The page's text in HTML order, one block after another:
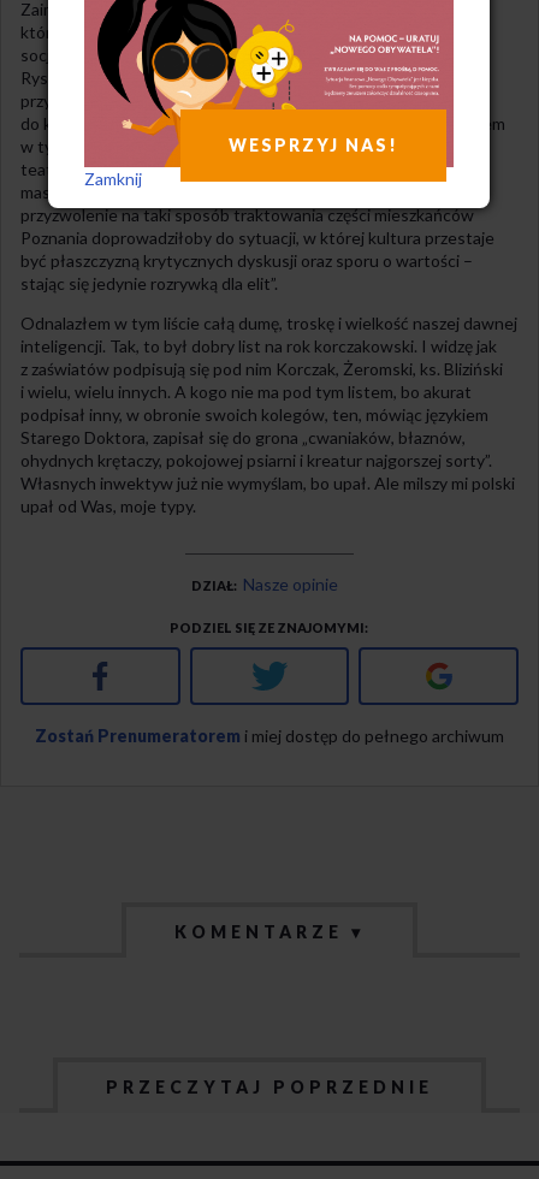
Zaimponowali mi ostatnio poznańscy naukowcy i artyści,
którzy w proteście przeciwko budowie osiedla kontenerów
socjalnych napisali w liście do prezydenta stolicy Wielkopolski,
Ryszarda Grobelnego: „Nie chcemy i nie możemy się biernie
przyglądać sytuacji, w której Poznań buduje getto biedy,
do którego zsyłani mają być najsłabsi mieszkańcy miasta. Bowiem
w tym kontekście funkcjonowanie miejskich instytucji kultury,
teatrów oraz galerii, staje się farsą, legitymizując i – co gorsze –
maskując nieludzką politykę mieszkaniową władz miasta. Nasze
przyzwolenie na taki sposób traktowania części mieszkańców
Poznania doprowadziłoby do sytuacji, w której kultura przestaje
być płaszczyzną krytycznych dyskusji oraz sporu o wartości –
stając się jedynie rozrywką dla elit”.
Odnalazłem w tym liście całą dumę, troskę i wielkość naszej dawnej
inteligencji. Tak, to był dobry list na rok korczakowski. I widzę jak
z zaświatów podpisują się pod nim Korczak, Żeromski, ks. Bliziński
i wielu, wielu innych. A kogo nie ma pod tym listem, bo akurat
podpisał inny, w obronie swoich kolegów, ten, mówiąc językiem
Starego Doktora, zapisał się do grona „cwaniaków, błaznów,
ohydnych krętaczy, pokojowej psiarni i kreatur najgorszej sorty”.
Własnych inwektyw już nie wymyślam, bo upał. Ale milszy mi polski
upał od Was, moje typy.
DZIAŁ Nasze opinie
PODZIEL SIĘ ZE ZNAJOMYMI
Facebook Twitter Google+
Zostań Prenumeratorem i miej dostęp do pełnego archiwum
KOMENTARZE ▾
PRZECZYTAJ POPRZEDNIE
WESPRZYJ NAS!
Zamknij